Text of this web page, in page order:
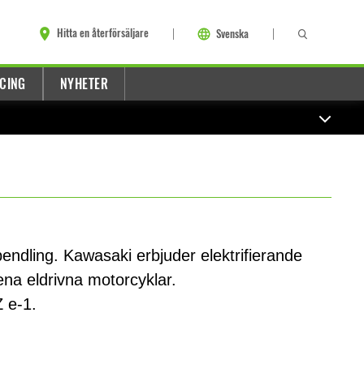
Hitta en återförsäljare Svenska
NYHETER
Kawasaki erbjuder elektrifierande
eldrivna motorcyklar.
e-1.